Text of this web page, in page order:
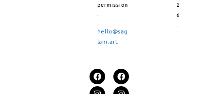
permission
hello@sag
lam.art
2
6
.